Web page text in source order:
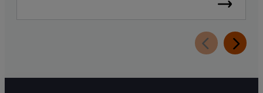
annonce aujourd’hui la disponibilité générale
nouvelle extension d’InterSystems Data Studio
alimentée par l’IA générative, qui aide les